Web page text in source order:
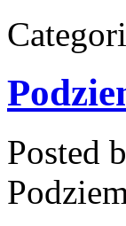
Posted